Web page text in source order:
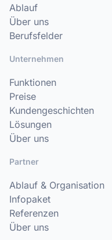
Ablauf
Über uns
Berufsfelder
Unternehmen
Funktionen
Preise
Kundengeschichten
Lösungen
Über uns
Partner
Ablauf & Organisation
Infopaket
Referenzen
Über uns